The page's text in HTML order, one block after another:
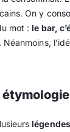
On y
mot :le bar,